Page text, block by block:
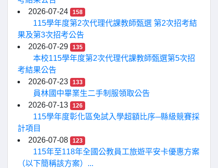
2026-07-24
158
115學年度第2次代理代課教師甄選 第2次招考結
果及第3次招考公告
2026-07-29
135
本校115學年度第2次代理代課教師甄選第5次招
考結果公告
2026-07-23
133
員林國中畢業生二手制服領取公告
2026-07-13
126
115學年度彰化區免試入學超額比序─縣級競賽採
計項目
2026-07-08
123
115年至118年全國公教員工旅遊平安卡優惠方案
（以下簡稱該方案）...